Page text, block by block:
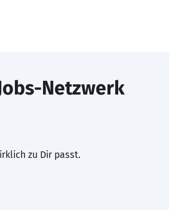
Netzwerk
zu Dir passt.